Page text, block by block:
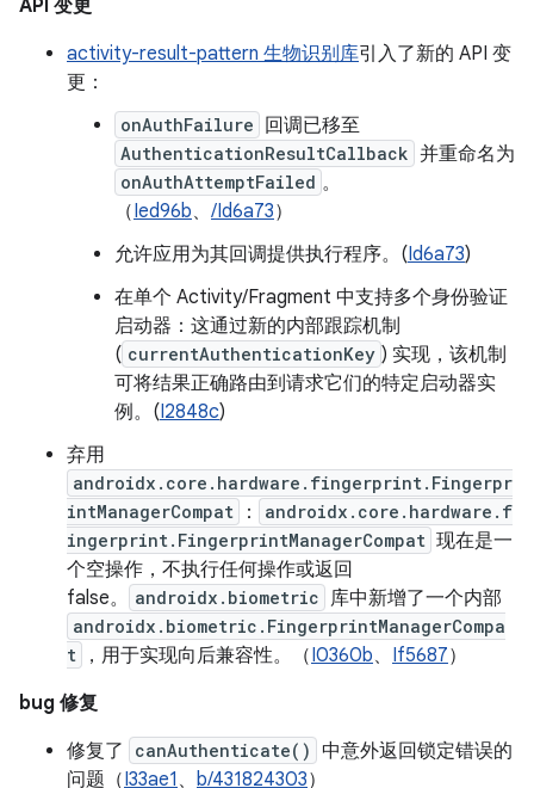
API 变更
activity-result-pattern 生物识别库引入了新的 API 变
更：
onAuthFailure 回调已移至
AuthenticationResultCallback 并重命名为
onAuthAttemptFailed 。
（Ied96b、 /Id6a73）
允许应用为其回调提供执行程序。(Id6a73)
在单个 Activity/Fragment 中支持多个身份验证
启动器：这通过新的内部跟踪机制
( currentAuthenticationKey ) 实现，该机制
可将结果正确路由到请求它们的特定启动器实
例。(I2848c)
弃用
androidx.core.hardware.fingerprint.Fingerpr
intManagerCompat
：
androidx.core.hardware.f
ingerprint.FingerprintManagerCompat 现在是一
个空操作，不执行任何操作或返回
false。
androidx.biometric 库中新增了一个内部
androidx.biometric.FingerprintManagerCompa
t
，用于实现向后兼容性。（I0360b、 If5687）
bug 修复
修复了
canAuthenticate() 中意外返回锁定错误的
问题（I33ae1 、 b/431824303）